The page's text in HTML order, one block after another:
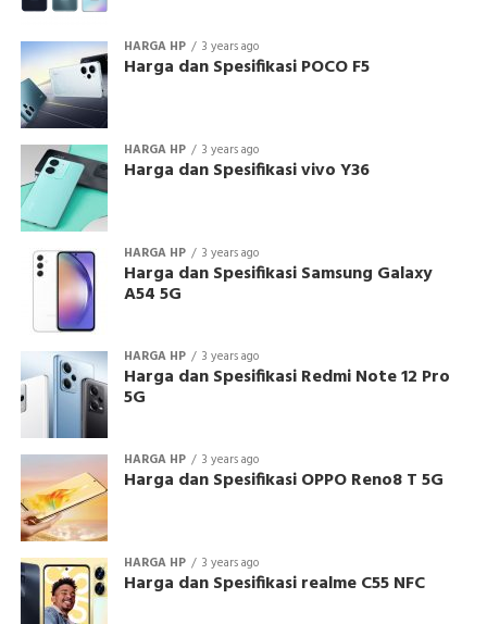
HARGA HP 3 years ago
Harga dan Spesifikasi POCO F5
HARGA HP 3 years ago
Harga dan Spesifikasi vivo Y36
HARGA HP 3 years ago
Harga dan Spesifikasi Samsung Galaxy
A54 5G
HARGA HP 3 years ago
Harga dan Spesifikasi Redmi Note 12 Pro
5G
HARGA HP 3 years ago
Harga dan Spesifikasi OPPO Reno8 T 5G
HARGA HP 3 years ago
Harga dan Spesifikasi realme C55 NFC